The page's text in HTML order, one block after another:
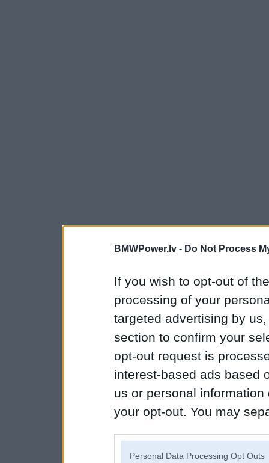
BMWPower.lv - Do Not Process
If you wish to opt-out of
processing of your
targeted advertising by
section to confirm your
opt-out request is
interest-based ads based
us or personal
your opt-out. You may
Personal Data Processing Opt Outs